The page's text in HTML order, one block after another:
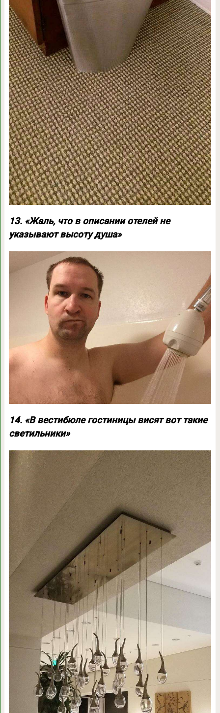
13. «Жаль, что в описании отелей не
указывают высоту душа»
14. «В вестибюле гостиницы висят вот такие
светильники»